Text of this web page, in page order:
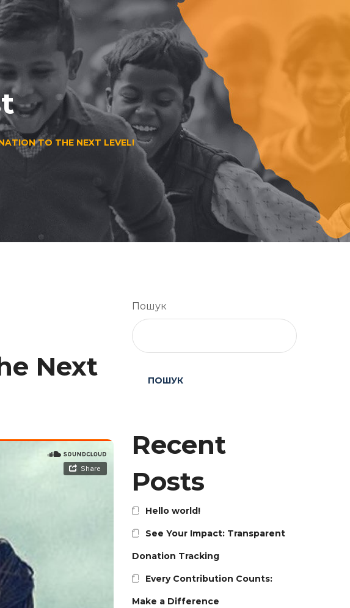
TO THE NEXT LEVEL!
Next
Пошук
ПОШУК
Recent
Posts
Hello world!
See Your Impact: Transparent
Donation Tracking
Every Contribution Counts:
Make a Difference